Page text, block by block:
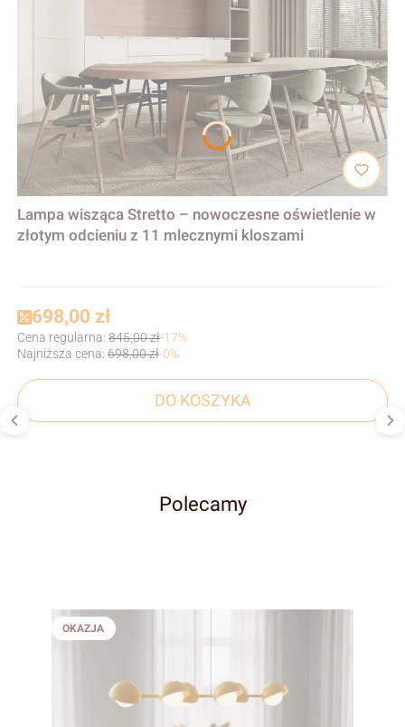
Lampa wisząca Stretto – nowoczesne oświetlenie w
złotym odcieniu z 11 mlecznymi kloszami
698,00 zł
Cena regularna: 845,00 zł-17%
Najniższa cena: 698,00 zł-0%
DO KOSZYKA
Polecamy
OKAZJA